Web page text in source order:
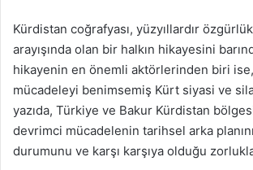
Kürdistan coğrafyası, yüzyıllardır
arayışında olan bir halkın hikayesini
hikayenin en önemli aktörlerinden biri
mücadeleyi benimsemiş Kürt siyasi ve
yazıda, Türkiye ve Bakur Kürdistan
devrimci mücadelenin tarihsel arka
durumunu ve karşı karşıya olduğu